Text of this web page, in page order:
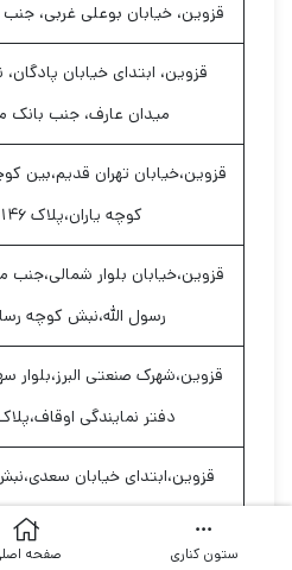
قزوین، خیابان بوعلی غربی، جنب
قزوین، ابتدای خیابان پادگان،
میدان عارف، جنب بانک
قزوین،خیابان تهران قدیم،بین
کوچه یاران،پلاک ۱۴۶
قزوین،خیابان بلوار
رسول الله،نبش کوچه
قزوین،شهرک صنعتی البرز،بلوار
دفتر نمایندگی اوقاف،پلاک
قزوین،ابتدای خیابان
حمام،جنب لبنیات دهکده
ستون کناری صفحه